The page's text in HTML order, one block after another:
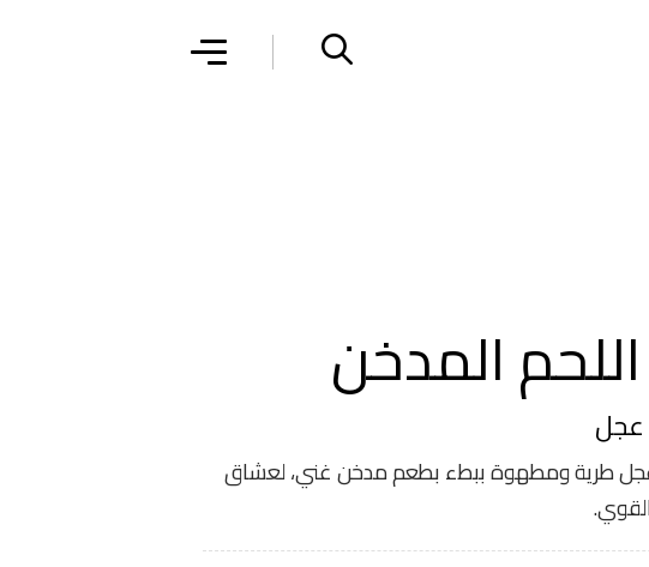
اللحم المدخن
عجل
طرية ومطهوة ببطء بطعم مدخن غني، لعشاق